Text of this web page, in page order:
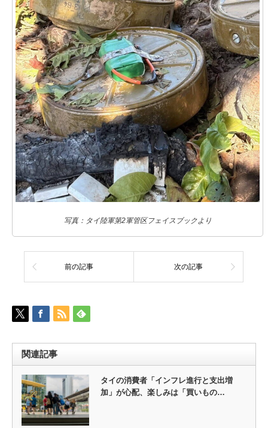
写真：タイ陸軍第2軍管区フェイスブックより
前の記事 次の記事
関連記事
タイの消費者「インフレ進行と支出増
加」が心配、楽しみは「買いもの…